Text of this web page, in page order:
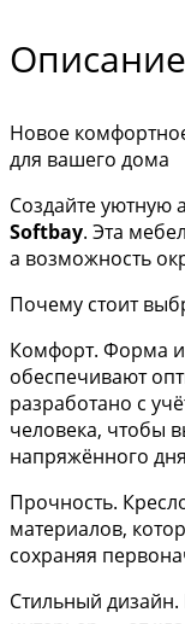
Описание
Новое
для вашего дома
Создайте уютную
Softbay. Эта
а возможность
Почему стоит
Комфорт. Форма и
обеспечивают
разработано с
человека, чтобы
напряжённого
Прочность.
материалов,
сохраняя
Стильный